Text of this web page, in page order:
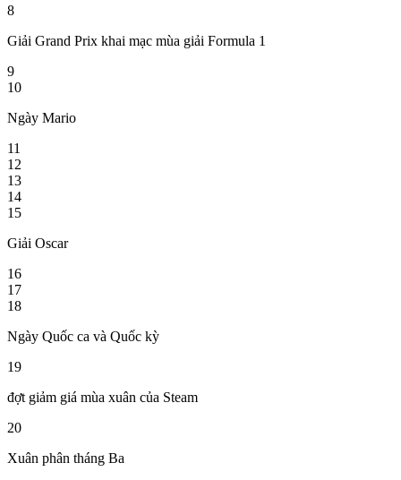
8
Giải Grand Prix khai mạc mùa giải Formula 1
9
10
Ngày Mario
11
12
13
14
15
Giải Oscar
16
17
18
Ngày Quốc ca và Quốc kỳ
19
đợt giảm giá mùa xuân của Steam
20
Xuân phân tháng Ba